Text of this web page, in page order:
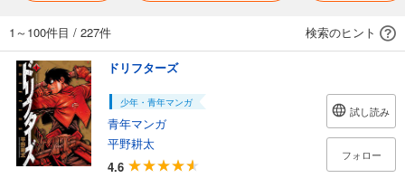
1～100件目 / 227件 検索のヒント
ドリフターズ
少年・青年マンガ
青年マンガ
平野耕太
4.6
試し読み
フォロー